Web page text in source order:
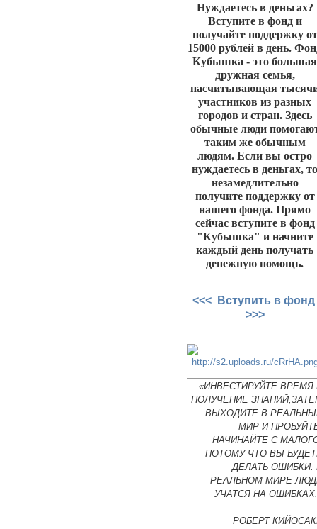
Нуждаетесь в деньгах?
Вступите в фонд и
получайте поддержку от
15000 рублей в день.
Кубышка - это большая
дружная семья,
насчитывающая
участников из разных
городов и стран. Здесь
обычные люди
таким же обычным
людям. Если вы остро
нуждаетесь в деньгах,
незамедлительно
получите поддержку от
нашего фонда. Прямо
сейчас вступите в фонд
"Кубышка" и начните
каждый день получать
денежную помощь.
<<< Вступить в фонд
>>>
«ИНВЕСТИРУЙТЕ ВРЕМЯ
ПОЛУЧЕНИЕ
ВЫХОДИТЕ В
МИР И
НАЧИНАЙТЕ С
ПОТОМУ ЧТО ВЫ
ДЕЛАТЬ ОШИБКИ.
РЕАЛЬНОМ МИРЕ
УЧАТСЯ НА
РОБЕРТ